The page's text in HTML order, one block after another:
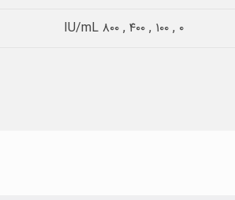
۰ , ۱۰۰ , ۴۰۰ , ۸۰۰ IU/mL